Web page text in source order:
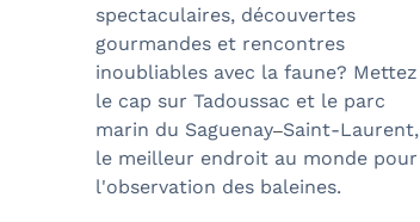
spectaculaires, découvertes
gourmandes et rencontres
inoubliables avec la faune? Mettez
le cap sur Tadoussac et le parc
marin du Saguenay–Saint-Laurent,
le meilleur endroit au monde pour
l'observation des baleines.